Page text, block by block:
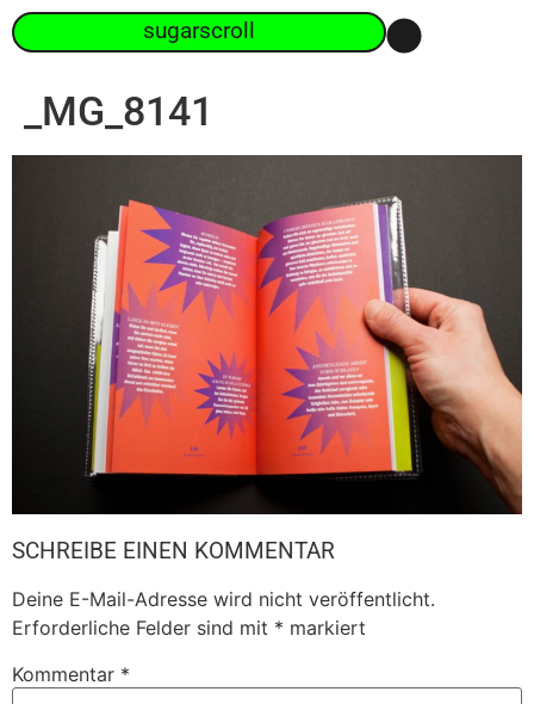
sugarscroll
_MG_8141
SCHREIBE EINEN KOMMENTAR
Deine E-Mail-Adresse wird nicht veröffentlicht.
Erforderliche Felder sind mit * markiert
Kommentar *